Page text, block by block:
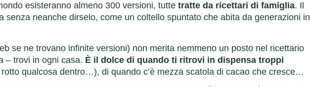
esisteranno almeno 300 versioni, tutte tratte da ricettari di famiglia. Il
senza neanche dirselo, come un coltello spuntato che abita da generazioni in
se ne trovano infinite versioni) non merita nemmeno un posto nel ricettario
– trovi in ogni casa. È il dolce di quando ti ritrovi in dispensa troppi
qualcosa dentro…), di quando c’è mezza scatola di cacao che cresce…